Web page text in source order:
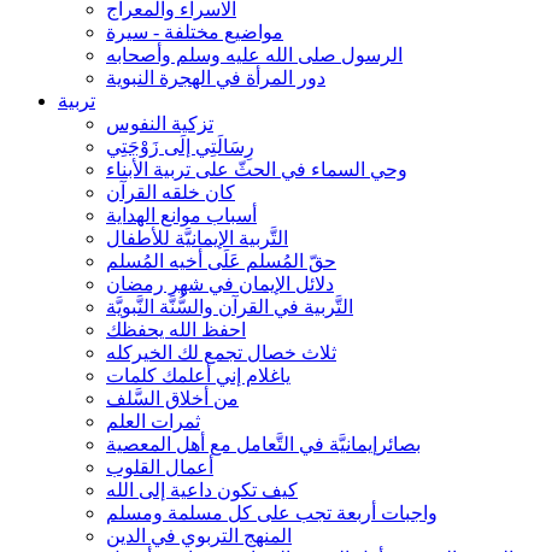
الاسراء والمعراج
مواضيع مختلفة - سيرة
الرسول صلى الله عليه وسلم وأصحابه
دور المرأة في الهجرة النبوية
تربية
تزكية النفوس
رِسَالَتِي إلَى زَوْجَتِي
وحي السماء في الحثّ على تربية الأبناء
كان خلقه القرآن
أسباب موانع الهداية
التَّربية الإيمانيَّة للأطفال
حقّ المُسلم عَلَى أخيه المُسلم
دلائل الإيمان في شهر رمضان
التَّربية في القرآن والسُّنَّة النَّبويَّة
احفظ الله يحفظك
ثلاث خصال تجمع لك الخيركله
ياغلام إني أعلمك كلمات
من أخلاق السَّلف
ثمرات العلم
بصائرإيمانيَّة في التَّعامل مع أهل المعصية
أعمال القلوب
كيف تكون داعية إلى الله
واجبات أربعة تجب على كل مسلمة ومسلم
المنهج التربوي في الدين